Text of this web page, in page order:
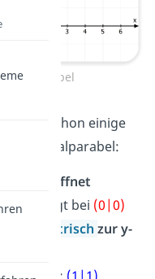
du schon einige
Normalparabel:
oben geöffnet
liegt bei (0|0)
zur y-